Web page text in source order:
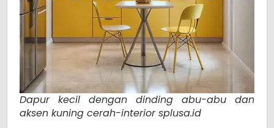
Dapur kecil dengan dinding abu-abu dan
aksen kuning cerah-interior splusa.id